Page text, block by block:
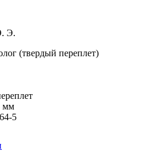
Э.
(твердый переплет)
мм
5